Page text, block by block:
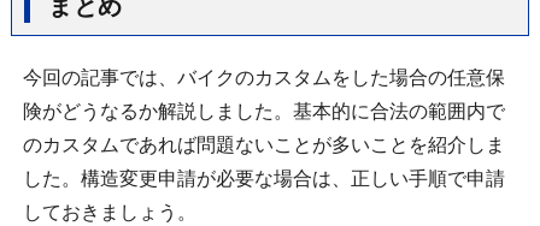
まとめ
今回の記事では、バイクのカスタムをした場合の任意保
険がどうなるか解説しました。基本的に合法の範囲内で
のカスタムであれば問題ないことが多いことを紹介しま
した。構造変更申請が必要な場合は、正しい手順で申請
しておきましょう。